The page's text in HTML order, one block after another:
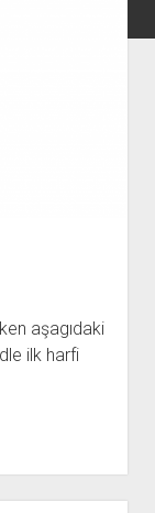
aşagıdaki
ilk harfi